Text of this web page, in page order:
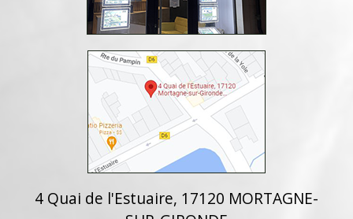
4 Quai de l'Estuaire, 17120 MORTAGNE-